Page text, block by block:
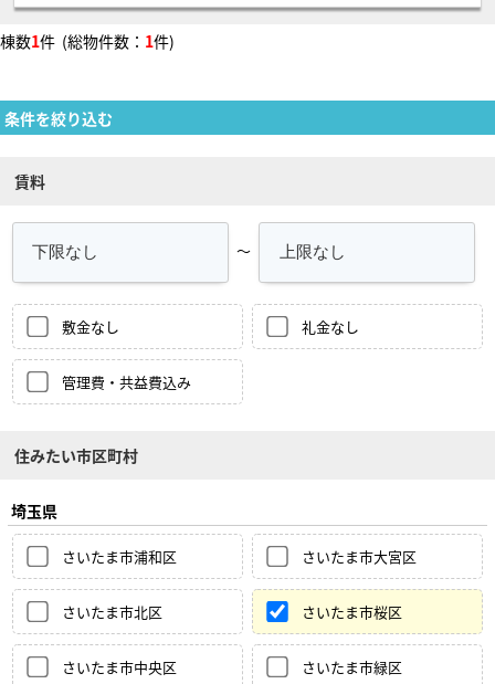
棟数1件 (総物件数： 1件)
条件を絞り込む
賃料
～
敷金なし 礼金なし
管理費・共益費込み
住みたい市区町村
埼玉県
さいたま市浦和区 さいたま市大宮区
さいたま市北区 さいたま市桜区
さいたま市中央区 さいたま市緑区